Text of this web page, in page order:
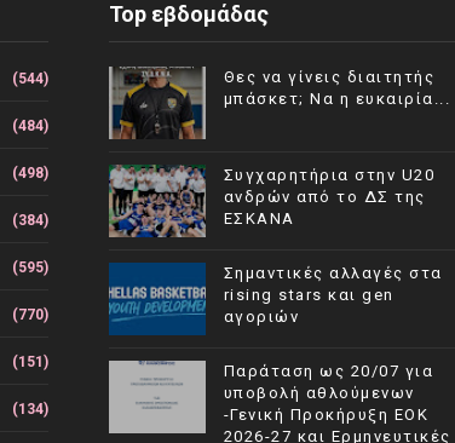
(544)
(484)
(498)
(384)
(595)
(770)
(151)
(134)
Top εβδομάδας
Θες να γίνεις διαιτητής
μπάσκετ; Να η ευκαιρία...
Συγχαρητήρια στην U20
ανδρών από το ΔΣ της
ΕΣΚΑΝΑ
Σημαντικές αλλαγές στα
rising stars και gen
αγοριών
Παράταση ως 20/07 για
υποβολή αθλούμενων
-Γενική Προκήρυξη ΕΟΚ
2026-27 και Ερμηνευτικές